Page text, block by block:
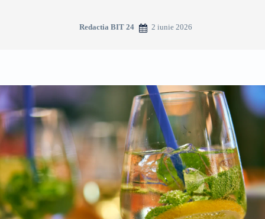
Redactia BIT 24 2 iunie 2026